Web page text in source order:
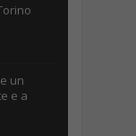
un
e a